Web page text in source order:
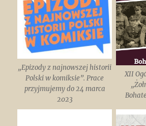
„Epizody z najnowszej historii
Polski w komiksie”. Prace
przyjmujemy do 24 marca
2023
XII